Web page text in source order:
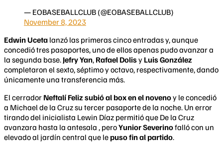
— EOBASEBALLCLUB (@EOBASEBALLCLUB)
November 8, 2023
Edwin Uceta lanzó las primeras cinco entradas y, aunque
concedió tres pasaportes, uno de ellos apenas pudo avanzar a
la segunda base. Jefry Yan, Rafael Dolisy Luis González
completaron el sexto, séptimo y octavo, respectivamente, dando
únicamente una transferencia más.
El cerrador Neftalí Feliz subió al box en el novenoy le concedió
a Michael de la Cruz su tercer pasaporte de la noche. Un error
tirando del inicialista Lewin Díaz permitió que De la Cruz
avanzara hasta la antesala , peroYunior Severinofalló con un
elevado al jardín central que le puso fin al partido.